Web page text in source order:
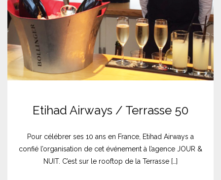
Etihad Airways / Terrasse 50
Pour célébrer ses 10 ans en France, Etihad Airways a
confié l’organisation de cet événement à l’agence JOUR &
NUIT. C’est sur le rooftop de la Terrasse […]